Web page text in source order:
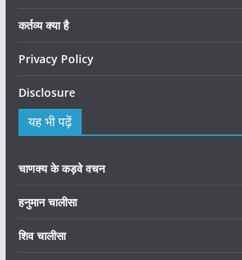
कर्तव्य क्या है
Privacy Policy
Disclosure
यह भी पढ़ें
चाणक्य के कड़वे वचन
हनुमान चालीसा
शिव चालीसा